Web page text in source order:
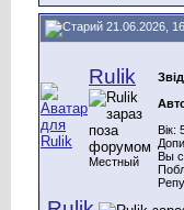
21.06.2026,
Rulik
Местный
Вік:
Вы